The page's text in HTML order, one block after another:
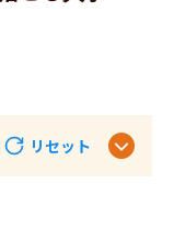
リセット